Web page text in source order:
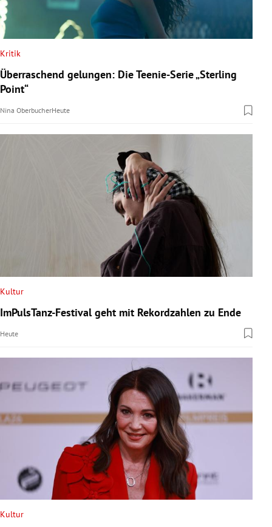
Kritik
Überraschend gelungen: Die Teenie-Serie „Sterling
Point“
Nina OberbucherHeute
Kultur
ImPulsTanz-Festival geht mit Rekordzahlen zu Ende
Heute
Kultur